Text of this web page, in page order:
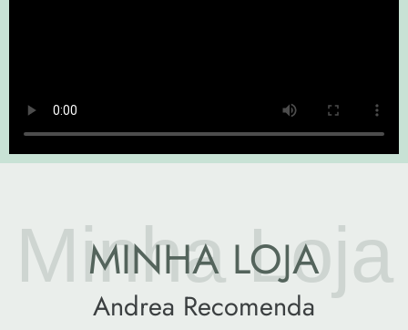
Minha Loja
MINHA LOJA
Andrea Recomenda